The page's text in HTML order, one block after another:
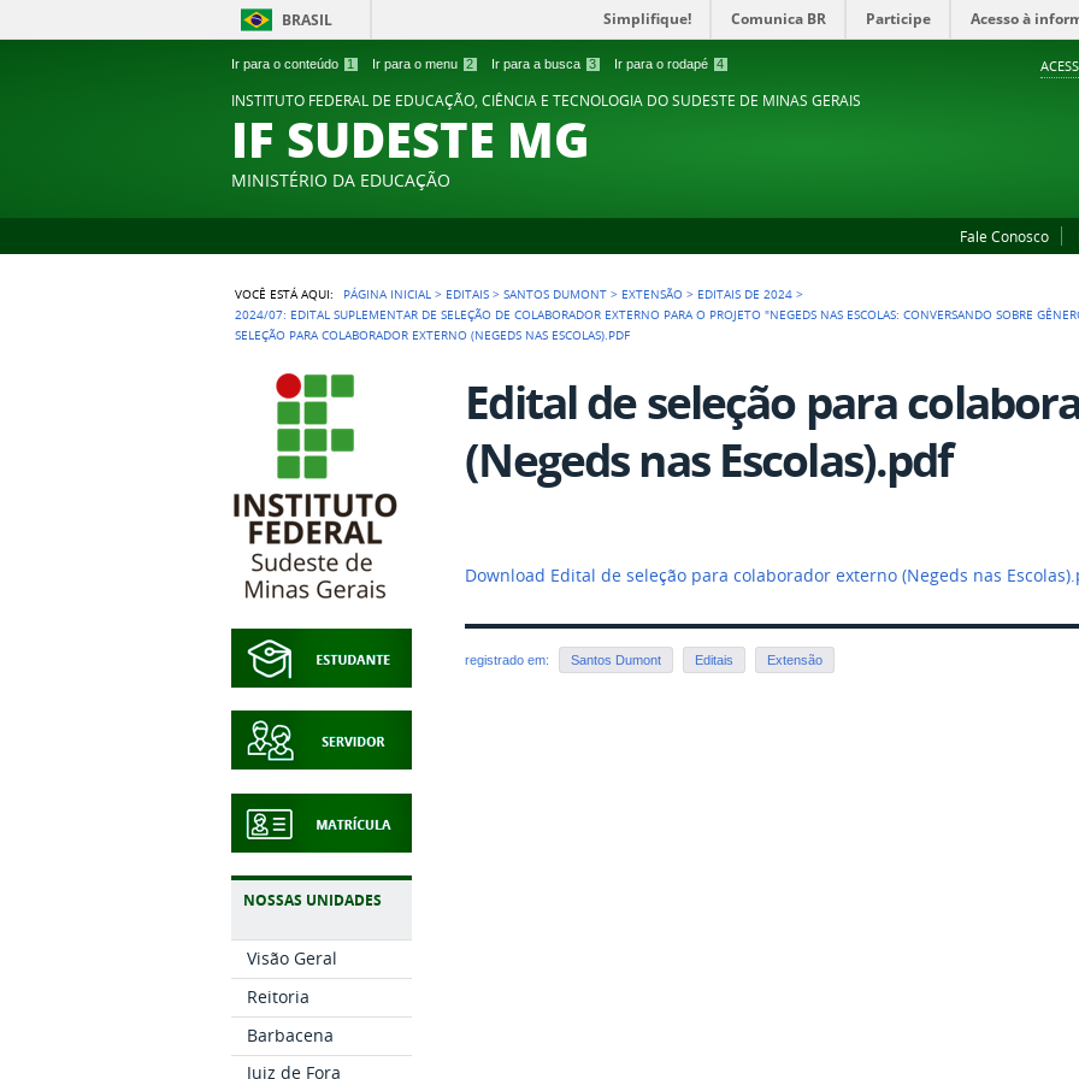
Ir para o conteúdo 1 Ir para o menu 2 Ir para a busca 3 Ir para o rodapé 4
BRASIL Simplifique! Comunica BR Participe Acesso à
INSTITUTO FEDERAL DE EDUCAÇÃO, CIÊNCIA E TECNOLOGIA DO SUDESTE DE MINAS GERAIS
IF SUDESTE MG
MINISTÉRIO DA EDUCAÇÃO
Fale Conosco
VOCÊ ESTÁ AQUI: PÁGINA INICIAL > EDITAIS >SANTOS DUMONT > EXTENSÃO > EDITAIS DE 2024 >
2024/07: EDITAL SUPLEMENTAR DE SELEÇÃO DE COLABORADOR EXTERNO PARA O PROJETO "NEGEDS NAS ESCOLAS: CONVERSANDO SOBRE
SELEÇÃO PARA COLABORADOR EXTERNO (NEGEDS NAS ESCOLAS).PDF
NOSSAS UNIDADES
Visão Geral
Reitoria
Barbacena
Juiz de Fora
Edital de seleção para
(Negeds nas Escolas).pdf
Download Edital de seleção para colaborador externo (Negeds nas
registrado em: Santos Dumont Editais Extensão